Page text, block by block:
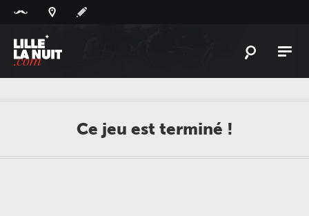
AGENDACe jeu est terminé !
Panneau de gestion des cookies